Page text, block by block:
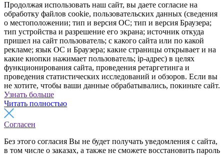
Продолжая использовать наш сайт, вы даете согласие на
обработку файлов cookie, пользовательских данных (сведения
о местоположении; тип и версия ОС; тип и версия Браузера;
тип устройства и разрешение его экрана; источник откуда
пришел на сайт пользователь; с какого сайта или по какой
рекламе; язык ОС и Браузера; какие страницы открывает и на
какие кнопки нажимает пользователь; ip-адрес) в целях
функционирования сайта, проведения ретаргетинга и
проведения статистических исследований и обзоров. Если вы
не хотите, чтобы ваши данные обрабатывались, покиньте сайт.
Узнать больше
Читать полностью
Согласен
Без этого согласия Вы не будет получать уведомления с сайта,
в том числе о заказах, а также не сможете восстановить пароль